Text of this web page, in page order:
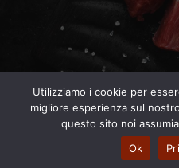
© 2022 Design
Eventi
Utilizziamo i cookie per
migliore esperienza sul
questo sito noi
Ok